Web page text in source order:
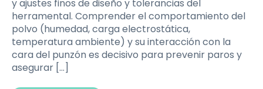
y ajustes finos de diseño y tolerancias del
herramental. Comprender el comportamiento del
polvo (humedad, carga electrostática,
temperatura ambiente) y su interacción con la
cara del punzón es decisivo para prevenir paros y
asegurar […]